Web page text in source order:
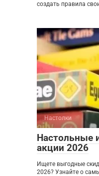
создать правила
Настолки
Настольные
акции 2026
Ищете выгодные
2026? Узнайте о